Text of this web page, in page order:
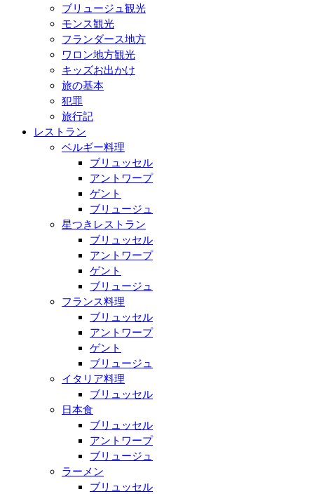
ブリュージュ観光
モンス観光
フランダース地方
ワロン地方観光
キッズお出かけ
旅の基本
犯罪
旅行記
レストラン
ベルギー料理
ブリュッセル
アントワープ
ゲント
ブリュージュ
星つきレストラン
ブリュッセル
アントワープ
ゲント
ブリュージュ
フランス料理
ブリュッセル
アントワープ
ゲント
ブリュージュ
イタリア料理
ブリュッセル
日本食
ブリュッセル
アントワープ
ブリュージュ
ラーメン
ブリュッセル